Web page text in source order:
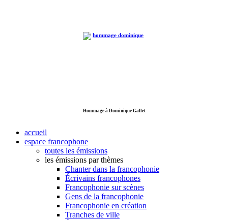
Hommage à Dominique Gallet
accueil
espace francophone
toutes les émissions
les émissions par thèmes
Chanter dans la francophonie
Écrivains francophones
Francophonie sur scènes
Gens de la francophonie
Francophonie en création
Tranches de ville